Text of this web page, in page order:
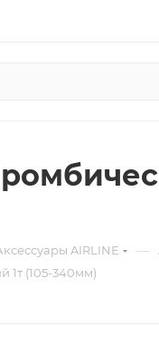
AIRLINE —
1т (105-340мм)